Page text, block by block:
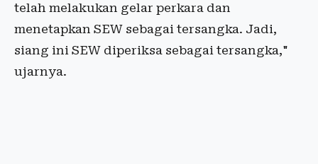
telah melakukan gelar perkara dan
menetapkan SEW sebagai tersangka. Jadi,
siang ini SEW diperiksa sebagai tersangka,"
ujarnya.